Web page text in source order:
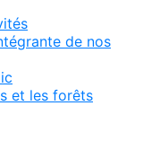
de nos
et les forêts